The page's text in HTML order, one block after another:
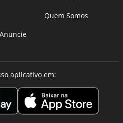
Quem Somos
Anuncie
aplicativo em: